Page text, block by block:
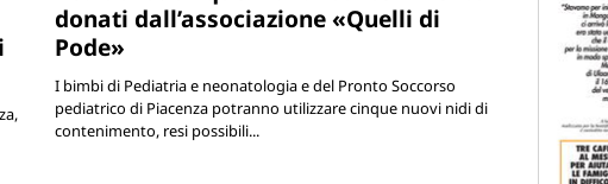
donati dall’associazione «Quelli di
Pode»
I bimbi di Pediatria e neonatologia e del Pronto Soccorso
pediatrico di Piacenza potranno utilizzare cinque nuovi nidi di
contenimento, resi possibili...